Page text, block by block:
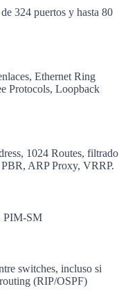
324 puertos y hasta 80
Ethernet Ring
Protocols, Loopback
1024 Routes, filtrado
ARP Proxy, VRRP.
PIM-SM
switches, incluso si
(RIP/OSPF)